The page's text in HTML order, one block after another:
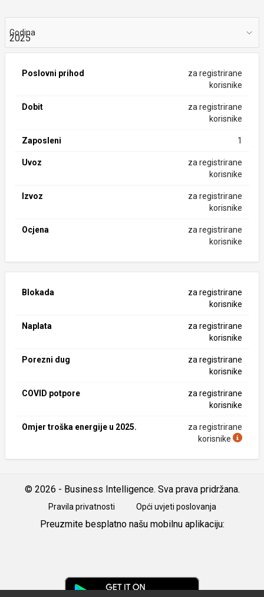
Godina
Poslovni prihod
za registrirane
korisnike
Dobit
za registrirane
korisnike
Zaposleni 1
Uvoz
za registrirane
korisnike
Izvoz
za registrirane
korisnike
Ocjena
za registrirane
korisnike
Blokada
za registrirane
korisnike
Naplata
za registrirane
korisnike
Porezni dug
za registrirane
korisnike
COVID potpore
za registrirane
korisnike
Omjer troška energije u 2025.
za registrirane
korisnike
© 2026 - Business Intelligence. Sva prava pridržana.
Pravila privatnosti Opći uvjeti poslovanja
Preuzmite besplatno našu mobilnu aplikaciju: